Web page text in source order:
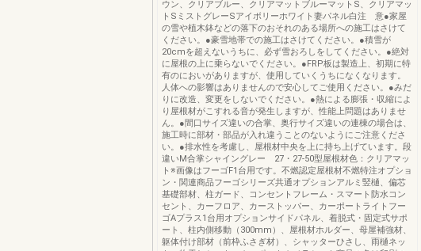
ウン、クリアブルー、クリアマットブルーマットS、クリアマッ
トSミストグレーSアイボリーホワイト妻パネル白注 意●家屋
の雪や植木鉢などの落下のおそれのある場所への施工はさけて
ください。●豪雪地帯での施工はさけてください。●積雪が
20cmを超えないうちに、必ず雪おろしをしてください。●絶対
に屋根の上に乗らないでください。●FRP板は製造上、初期に特
有のにおいがありますが、使用していくうちになくなります。
人体への影響はありませんので安心してご使用ください。●みだ
りに改造、変更をしないでください。●熱による膨張・収縮によ
り屋根材がこすれる音が発生しますが、性能上問題はありませ
ん。●間口サイズ違いの合掌、奥行サイズ違いの連棟の場合は、
施工時に部材・部品が入れ違うことのないようにご注意くださ
い。●排水性を考慮し、屋根材中央を上に持ち上げています。段
違いM合掌シャイングレー 27・27-50型屋根材色：クリアマッ
ト※画像はフーゴF1台用です。不燃認定屋根材不燃特注オプショ
ン・関連商品フーゴシリーズ共通オプションアルミ竪樋、偏芯
基礎部材、柱ガード、コンセントフレーム・スマート防水コン
セント、カーフロア、カーストッパー、カーポートライトフー
ゴAプラス1台用オプションサイドパネル、着脱式・固定式サポ
ート、柱内側移動（300mm）、屋根材ホルダー、母屋補強材、
躯体付け部材（前枠ふさぎ材）、シャッターひさし、雨樋ネッ